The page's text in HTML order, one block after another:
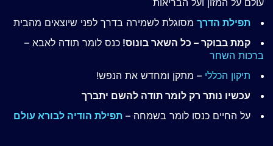
תפילת הדרך מסוגלת לשמירה בדרך לפני שיוצאים מהבית
קמת בבוקר – כל השאר בונוס! כנס לומר תודה לאבא –
ברכות השחר
תיקון הכללי – מתקן ומחדש את הנפש!
עכשיו נותר רק לומר תודה להשם יתברך
על החיים כנסו לומר בשמחה – תפילת הודיה לבורא עולם